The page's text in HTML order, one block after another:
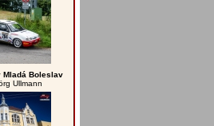
Mladá Boleslav
Ullmann